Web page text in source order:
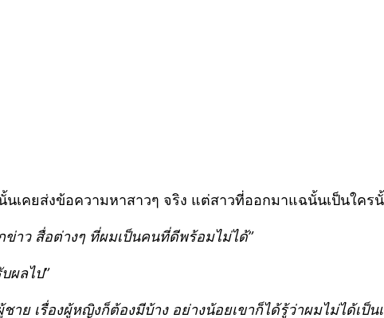
คยส่งข้อความหาสาวๆ จริง แต่สาวที่ออกมาแฉนั้นเป็นใคร
าว สื่อต่างๆ ที่ผมเป็นคนที่ดีพร้อมไม่ได้”
ผลไป”
ย เรื่องผู้หญิงก็ต้องมีบ้าง อย่างน้อยเขาก็ได้รู้ว่าผมไม่ได้เป็น